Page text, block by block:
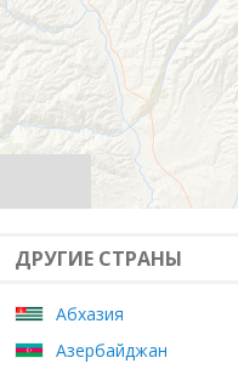
ДРУГИЕ СТРАНЫ
Абхазия
Азербайджан